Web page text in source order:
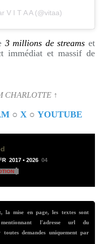
V I T A A (@vitaa)
3 millions de streams et
immédiat et massif de
CHARLOTTE ↑
○ X ○ YOUTUBE
FR 2017 • 2026 04
la mise en page, les textes sont
l'adresse url du
toutes demandes uniquement par